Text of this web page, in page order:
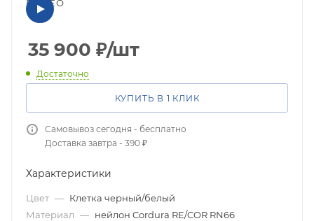
ВИДЕО
35 900 ₽/шт
Достаточно
КУПИТЬ В 1 КЛИК
Самовывоз сегодня - бесплатно
Доставка завтра - 390 ₽
Характеристики
Цвет — Клетка черный/белый
Материал — нейлон Cordura RE/COR RN66